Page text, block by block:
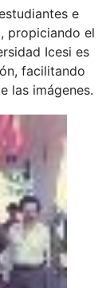
e
propiciando el
Icesi es
facilitando
las imágenes.